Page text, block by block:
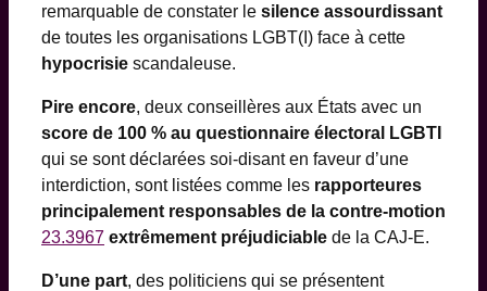
remarquable de constater le silence assourdissant
de toutes les organisations LGBT(I) face à cette
hypocrisie scandaleuse.
Pire encore, deux conseillères aux États avec un
score de 100 % au questionnaire électoral LGBTI
qui se sont déclarées soi-disant en faveur d’une
interdiction, sont listées comme les rapporteures
principalement responsables de la contre-motion
23.3967 extrêmement préjudiciable de la CAJ-E.
D’une part, des politiciens qui se présentent